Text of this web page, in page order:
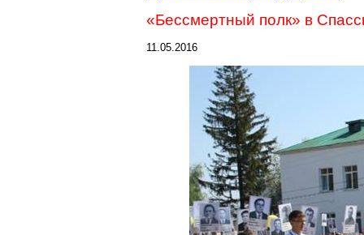
«Бессмертный полк» в
11.05.2016